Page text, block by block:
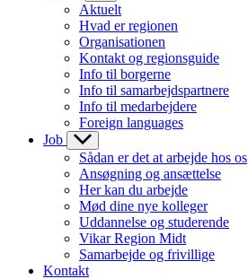
Aktuelt
Hvad er regionen
Organisationen
Kontakt og regionsguide
Info til borgerne
Info til samarbejdspartnere
Info til medarbejdere
Foreign languages
Job
Sådan er det at arbejde hos os
Ansøgning og ansættelse
Her kan du arbejde
Mød dine nye kolleger
Uddannelse og studerende
Vikar Region Midt
Samarbejde og frivillige
Kontakt